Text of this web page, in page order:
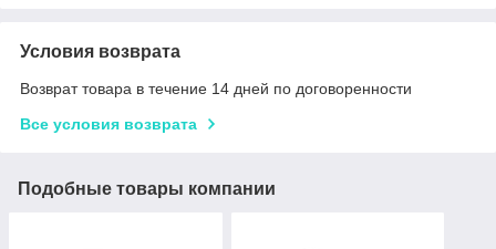
Условия возврата
Возврат товара в течение 14 дней по договоренности
Все условия возврата
Подобные товары компании